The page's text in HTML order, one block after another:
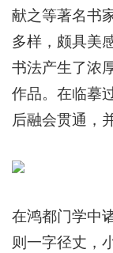
献之等著名书
多样，颇具美
书法产生了浓
作品。在临摹
后融会贯通，
在鸿都门学中
则一字径丈，